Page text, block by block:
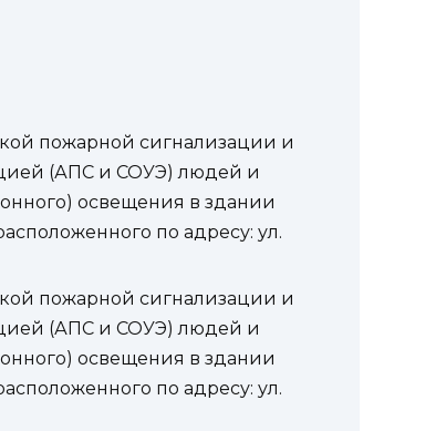
пожарной сигнализации и
(АПС и СОУЭ) людей и
освещения в здании
по адресу: ул.
пожарной сигнализации и
(АПС и СОУЭ) людей и
освещения в здании
по адресу: ул.